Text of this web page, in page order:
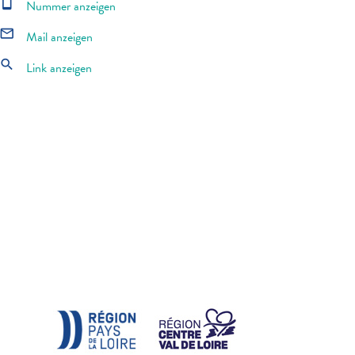
Nummer anzeigen
mail_outline Mail anzeigen
search Link anzeigen